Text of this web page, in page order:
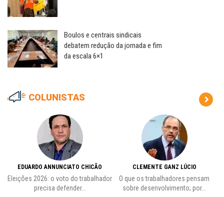
Boulos e centrais sindicais
debatem redução da jornada e fim
da escala 6×1
COLUNISTAS
EDUARDO ANNUNCIATO CHICÃO
Eleições 2026: o voto do trabalhador
precisa defender...
CLEMENTE GANZ LÚCIO
O que os trabalhadores pensam
sobre desenvolvimento; por...